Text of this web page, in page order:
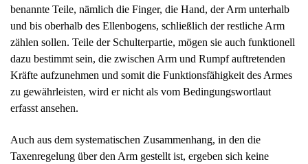
benannte Teile, nämlich die Finger, die Hand, der Arm unterhalb
und bis oberhalb des Ellenbogens, schließlich der restliche Arm
zählen sollen. Teile der Schulterpartie, mögen sie auch funktionell
dazu bestimmt sein, die zwischen Arm und Rumpf auftretenden
Kräfte aufzunehmen und somit die Funktionsfähigkeit des Armes
zu gewährleisten, wird er nicht als vom Bedingungswortlaut
erfasst ansehen.
Auch aus dem systematischen Zusammenhang, in den die
Taxenregelung über den Arm gestellt ist, ergeben sich keine